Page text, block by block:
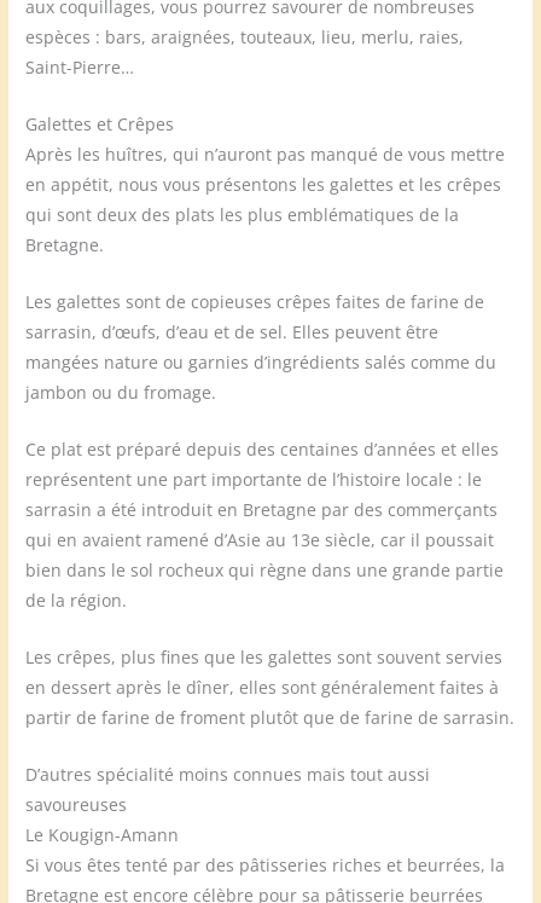
aux coquillages, vous pourrez savourer de nombreuses
espèces : bars, araignées, touteaux, lieu, merlu, raies,
Saint-Pierre…
Galettes et Crêpes
Après les huîtres, qui n’auront pas manqué de vous mettre
en appétit, nous vous présentons les galettes et les crêpes
qui sont deux des plats les plus emblématiques de la
Bretagne.
Les galettes sont de copieuses crêpes faites de farine de
sarrasin, d’œufs, d’eau et de sel. Elles peuvent être
mangées nature ou garnies d’ingrédients salés comme du
jambon ou du fromage.
Ce plat est préparé depuis des centaines d’années et elles
représentent une part importante de l’histoire locale : le
sarrasin a été introduit en Bretagne par des commerçants
qui en avaient ramené d’Asie au 13e siècle, car il poussait
bien dans le sol rocheux qui règne dans une grande partie
de la région.
Les crêpes, plus fines que les galettes sont souvent servies
en dessert après le dîner, elles sont généralement faites à
partir de farine de froment plutôt que de farine de sarrasin.
D’autres spécialité moins connues mais tout aussi
savoureuses
Le Kougign-Amann
Si vous êtes tenté par des pâtisseries riches et beurrées, la
Bretagne est encore célèbre pour sa pâtisserie beurrées